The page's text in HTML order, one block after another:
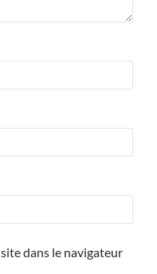
dans le navigateur